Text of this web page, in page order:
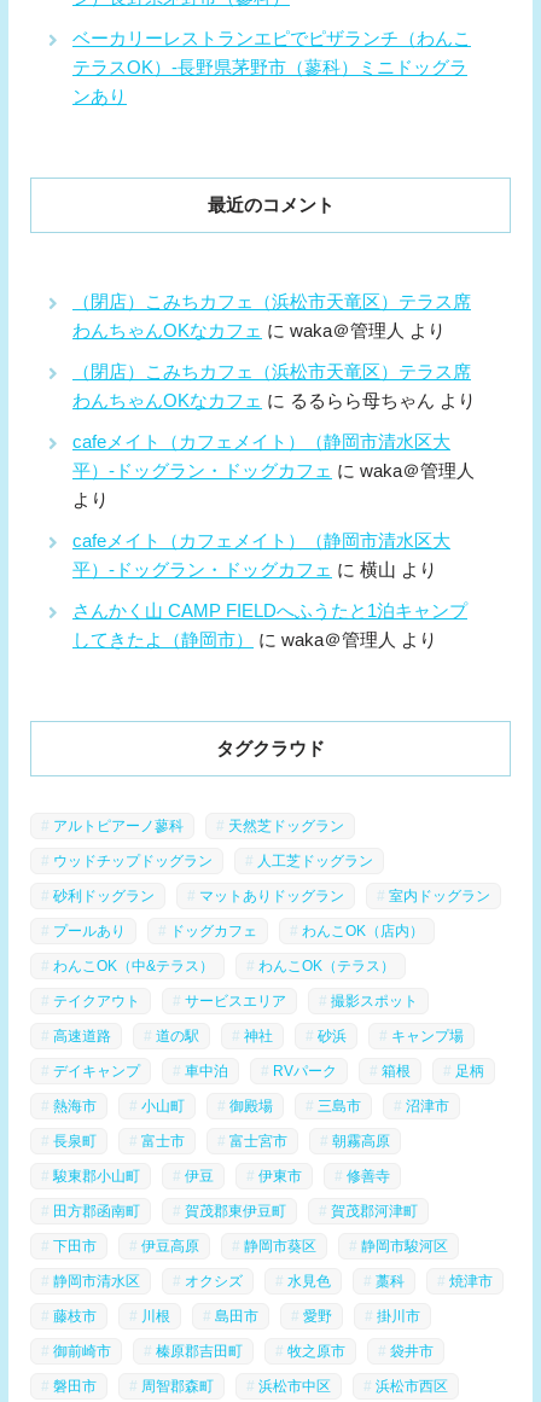
ベーカリーレストランエピでピザランチ（わんこ
テラスOK）-長野県茅野市（蓼科）ミニドッグラ
ンあり
最近のコメント
（閉店）こみちカフェ（浜松市天竜区）テラス席
わんちゃんOKなカフェ に waka＠管理人 より
（閉店）こみちカフェ（浜松市天竜区）テラス席
わんちゃんOKなカフェ に るるらら母ちゃん より
cafeメイト（カフェメイト）（静岡市清水区大
平）-ドッグラン・ドッグカフェ に waka＠管理人
より
cafeメイト（カフェメイト）（静岡市清水区大
平）-ドッグラン・ドッグカフェ に 横山 より
さんかく山 CAMP FIELDへふうたと1泊キャンプ
してきたよ（静岡市）
に waka＠管理人 より
タグクラウド
アルトピアーノ蓼科 天然芝ドッグラン
ウッドチップドッグラン 人工芝ドッグラン
砂利ドッグラン マットありドッグラン 室内ドッグラン
プールあり ドッグカフェ わんこOK（店内）
わんこOK（中&テラス） わんこOK（テラス）
テイクアウト サービスエリア 撮影スポット
高速道路 道の駅 神社 砂浜 キャンプ場
デイキャンプ 車中泊 RVパーク 箱根 足柄
熱海市 小山町 御殿場 三島市 沼津市
長泉町 富士市 富士宮市 朝霧高原
駿東郡小山町 伊豆 伊東市 修善寺
田方郡函南町 賀茂郡東伊豆町 賀茂郡河津町
下田市 伊豆高原 静岡市葵区 静岡市駿河区
静岡市清水区 オクシズ 水見色 藁科 焼津市
藤枝市 川根 島田市 愛野 掛川市
御前崎市 榛原郡吉田町 牧之原市 袋井市
磐田市 周智郡森町 浜松市中区 浜松市西区